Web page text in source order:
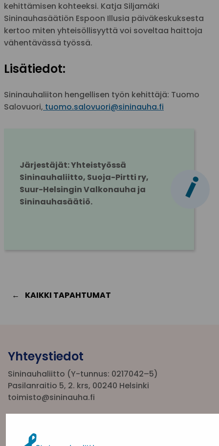
kehittämisen kohteeksi. Katja Siljamäki
Sininauhasäätiön Espoon Illusia päiväkeskuksesta
kertoo miten yhteisöllisyyttä voi soveltaa haittoja
vähentävässä työssä.
Lisätiedot:
Sininauhaliiton hengellisen työn kehittäjä: Tuomo
Salovuori, tuomo.salovuori@sininauha.fi
Järjestäjät: Yhteistyössä
Sininauhaliitto, Suoja-Pirtti ry,
Suur-Helsingin Valkonauha ja
Sininauhasäätiö.
i
KAIKKI TAPAHTUMAT
Yhteystiedot
Sininauhaliitto (Y-tunnus: 0217042–5)
Pasilanraitio 5, 2. krs, 00240 Helsinki
toimisto@sininauha.fi